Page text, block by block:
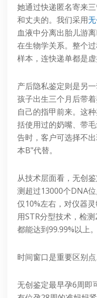
她通过快递匿名寄来
和丈夫的。我们采用
血液中分离出胎儿游
在生物学关系。整个
样本，连快递单都是虚
产后隐私鉴定则是另
孩子出生三个月后带
自己的指甲前来。这
括使用过的奶嘴、带
告时，客户可选择不
本B"代替。
从技术层面看，无创
测超过13000个DNA
仅10%左右，对仪器
用STR分型技术，检
都能达到99.99%以上。
时间窗口是重要区别点
无创鉴定最早孕6周即